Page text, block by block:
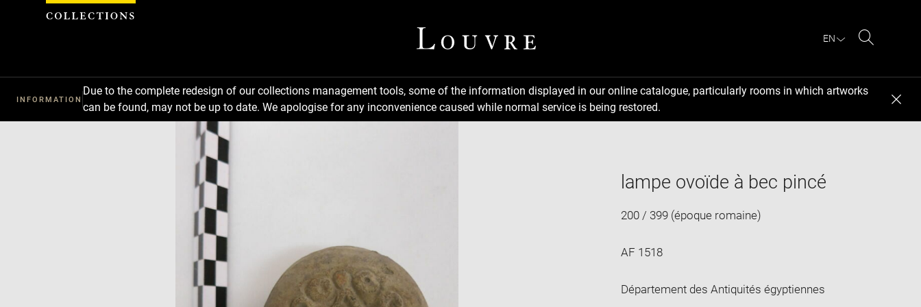
EN
INFORMATION
Due to the complete redesign of our collections management tools, some of the information displayed in our online catalogue, particularly rooms in which artworks
can be found, may not be up to date. We apologise for any inconvenience caused while normal service is being restored.
lampe ovoïde à bec pincé
200 / 399 (époque romaine)
AF 1518
Département des Antiquités égyptiennes
Cookies management panel